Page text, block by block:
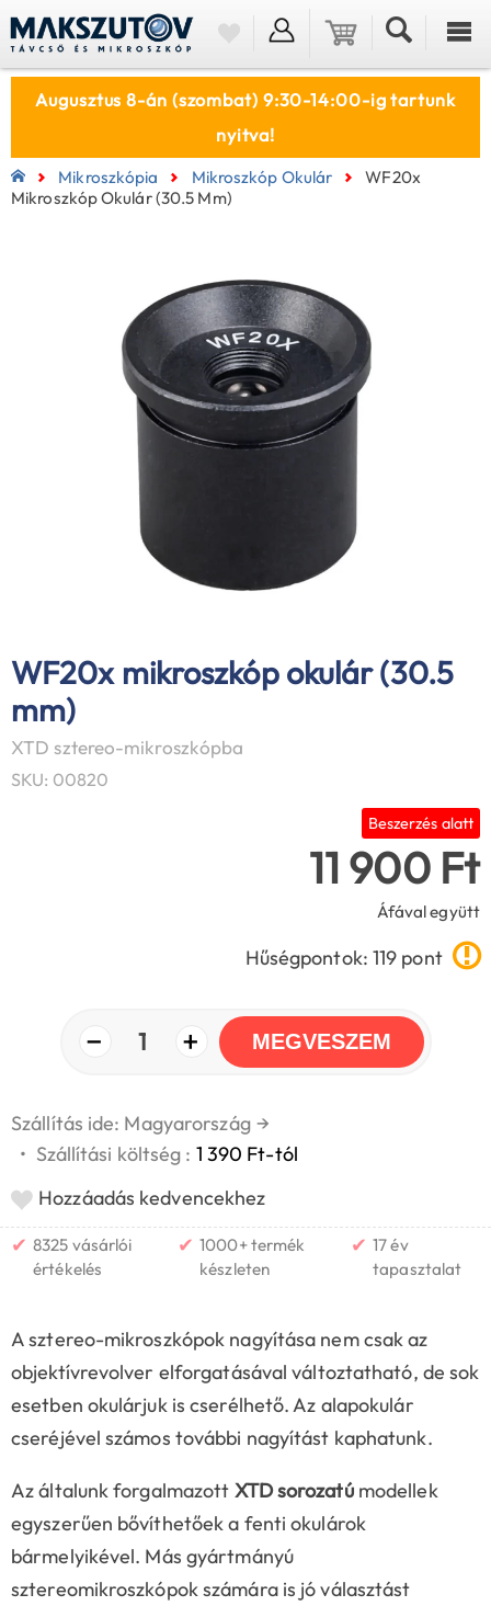
Augusztus 8-án (szombat) 9:30-14:00-ig tartunk
nyitva!
Mikroszkópia Mikroszkóp Okulár
WF20x
Mikroszkóp Okulár (30.5 Mm)
WF20x mikroszkóp okulár (30.5
mm)
XTD sztereo-mikroszkópba
SKU: 00820
Beszerzés alatt
11 900 Ft
Áfával együtt
Hűségpontok: 119 pont
− 1 + MEGVESZEM
Szállítás ide: Magyarország →
• Szállítási költség : 1 390 Ft-tól
Hozzáadás kedvencekhez
✔ 8325 vásárlói
értékelés
✔ 1000+ termék
készleten
✔ 17 év
tapasztalat
A sztereo-mikroszkópok nagyítása nem csak az
objektívrevolver elforgatásával változtatható, de sok
esetben okulárjuk is cserélhető. Az alapokulár
cseréjével számos további nagyítást kaphatunk.
Az általunk forgalmazott XTD sorozatúmodellek
egyszerűen bővíthetőek a fenti okulárok
bármelyikével. Más gyártmányú
sztereomikroszkópok számára is jó választást